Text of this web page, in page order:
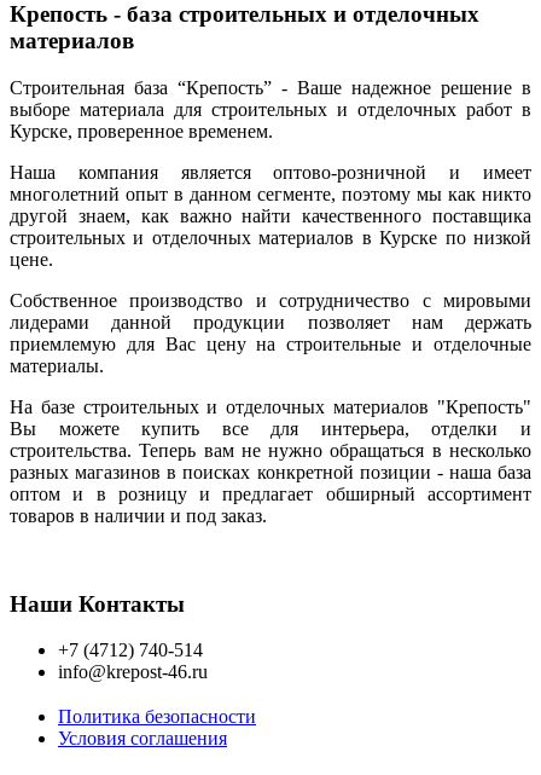
Крепость - база строительных и отделочных
материалов
Строительная база “Крепость” - Ваше надежное решение в
выборе материала для строительных и отделочных работ в
Курске, проверенное временем.
Наша компания является оптово-розничной и имеет
многолетний опыт в данном сегменте, поэтому мы как никто
другой знаем, как важно найти качественного поставщика
строительных и отделочных материалов в Курске по низкой
цене.
Собственное производство и сотрудничество с мировыми
лидерами данной продукции позволяет нам держать
приемлемую для Вас цену на строительные и отделочные
материалы.
На базе строительных и отделочных материалов "Крепость"
Вы можете купить все для интерьера, отделки и
строительства. Теперь вам не нужно обращаться в несколько
разных магазинов в поисках конкретной позиции - наша база
оптом и в розницу и предлагает обширный ассортимент
товаров в наличии и под заказ.
Наши Контакты
+7 (4712) 740-514
info@krepost-46.ru
Политика безопасности
Условия соглашения